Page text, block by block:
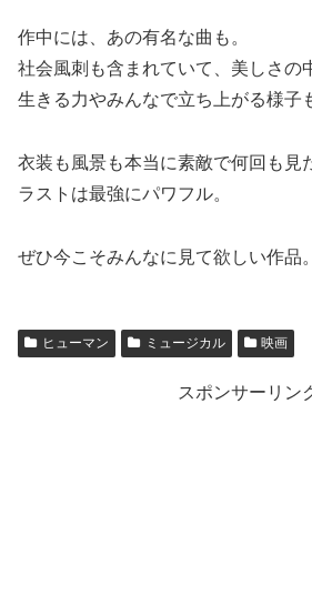
作中には、あの有名な曲も。
社会風刺も含まれていて、美しさの
生きる力やみんなで立ち上がる様子
衣装も風景も本当に素敵で何回も見
ラストは最強にパワフル。
ぜひ今こそみんなに見て欲しい作品。
ヒューマン ミュージカル 映画
スポンサーリン